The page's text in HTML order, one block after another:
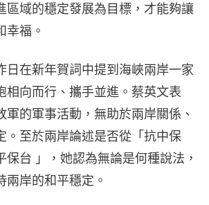
區域的穩定發展為目標，才能夠讓
幸福。
日在新年賀詞中提到海峽兩岸一家
相向而行、攜手並進。蔡英文表
軍的軍事活動，無助於兩岸關係、
。至於兩岸論述是否從「抗中保
保台 」，她認為無論是何種說法，
兩岸的和平穩定。